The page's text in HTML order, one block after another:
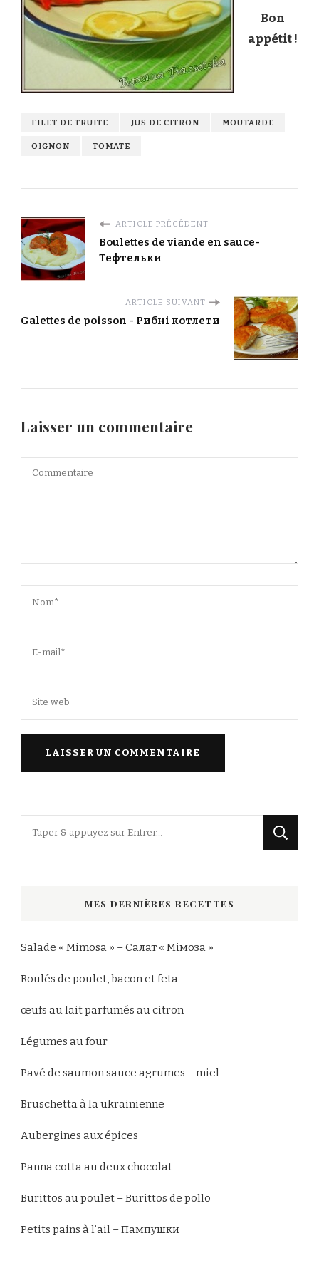
Bon
appétit !
FILET DE TRUITE JUS DE CITRON MOUTARDE
OIGNON TOMATE
ARTICLE PRÉCÉDENT
Boulettes de viande en sauce-
Тефтельки
ARTICLE SUIVANT
Galettes de poisson - Рибні котлети
Laisser un commentaire
MES DERNIÈRES RECETTES
Salade « Mimosa » – Салат « Мімоза »
Roulés de poulet, bacon et feta
œufs au lait parfumés au citron
Légumes au four
Pavé de saumon sauce agrumes – miel
Bruschetta à la ukrainienne
Aubergines aux épices
Panna cotta au deux chocolat
Burittos au poulet – Burittos de pollo
Petits pains à l’ail – Пампушки